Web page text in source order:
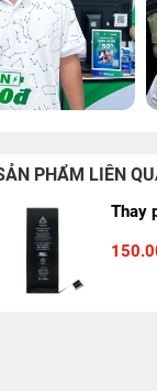
PHẨM LIÊN
Thay